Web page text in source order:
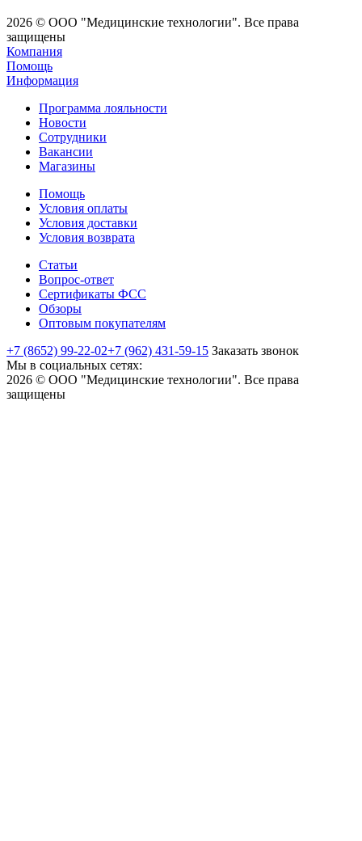
2026 © ООО "Медицинские технологии". Все права
защищены
Компания
Помощь
Информация
Программа лояльности
Новости
Сотрудники
Вакансии
Магазины
Помощь
Условия оплаты
Условия доставки
Условия возврата
Статьи
Вопрос-ответ
Сертификаты ФСС
Обзоры
Оптовым покупателям
+7 (8652) 99-22-02+7 (962) 431-59-15 Заказать звонок
Мы в социальных сетях:
2026 © ООО "Медицинские технологии". Все права
защищены